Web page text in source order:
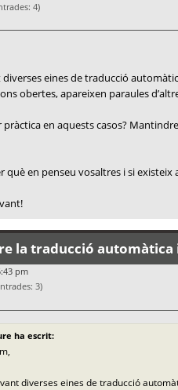
4)
eines de traducció
obertes, apareixen paraules
pràctica en aquests casos?
què en penseu vosaltres i si
la traducció automàtica
pm
3)
ha escrit:
diverses eines de traducció